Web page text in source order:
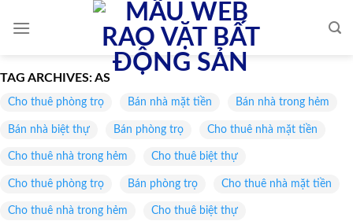
TAG ARCHIVES:AS
Cho thuê phòng trọ Bán nhà mặt tiền Bán nhà trong hẻm
Bán nhà biệt thự Bán phòng trọ Cho thuê nhà mặt tiền
Cho thuê nhà trong hẻm Cho thuê biệt thự
Cho thuê phòng trọ Bán phòng trọ Cho thuê nhà mặt tiền
Cho thuê nhà trong hẻm Cho thuê biệt thự